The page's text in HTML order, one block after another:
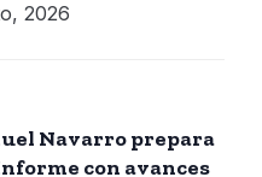
2026
Navarro prepara
con avances